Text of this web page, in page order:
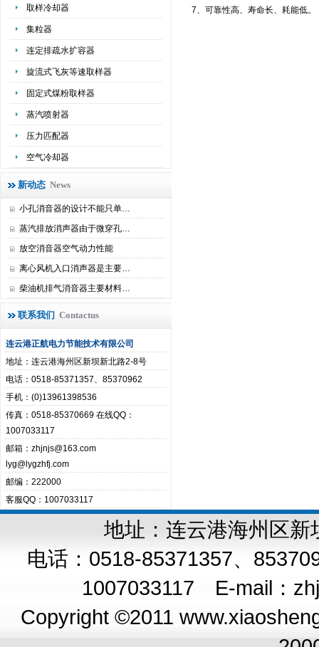
取样冷却器
集粒器
连定排疏水扩容器
旋流式飞灰等速取样器
固定式煤粉取样器
蒸汽喷射器
压力匹配器
空气冷却器
新动态 News
小孔消音器的设计不能只单…
蒸汽排放消声器由于微穿孔…
放空消音器空气动力性能
离心风机入口消声器是主要…
柴油机排气消音器主要材料…
联系我们 Contactus
连云港正航电力节能技术有限公司
地址：连云港海州区新坝新北路2-8号
电话：0518-85371357、85370962
手机：(0)13961398536
传真：0518-85370669 在线QQ：
1007033117
邮箱：zhjnjs@163.com
lyg@lygzhfj.com
邮编：222000
客服QQ：1007033117
7、可靠性高、寿命长、耗能低。
地址：连云港海州区
电话：0518-85371357、
1007033117 E-mail：
Copyright ©2011